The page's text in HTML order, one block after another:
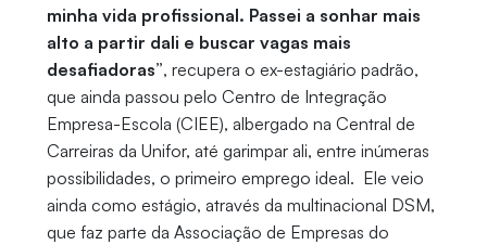
minha vida profissional. Passei a sonhar mais
alto a partir dali e buscar vagas mais
desafiadoras”, recupera o ex-estagiário padrão,
que ainda passou pelo Centro de Integração
Empresa-Escola (CIEE), albergado na Central de
Carreiras da Unifor, até garimpar ali, entre inúmeras
possibilidades, o primeiro emprego ideal. Ele veio
ainda como estágio, através da multinacional DSM,
que faz parte da Associação de Empresas do